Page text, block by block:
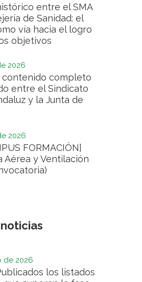
entre el SMA
de Sanidad: el
vía hacia el logro
objetivos
2026
contenido completo
entre el Sindicato
y la Junta de
2026
FORMACIÓN]
Aérea y Ventilación
de 2026
los listados